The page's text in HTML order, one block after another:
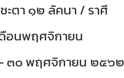
ะตา ๑๒ ลัคนา / ราศี
ดือนพฤศจิกายน
๓๐ พฤศจิกายน ๒๕๖๒